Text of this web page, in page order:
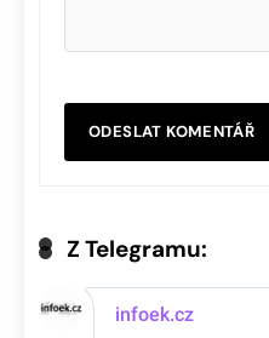
Z Telegramu: